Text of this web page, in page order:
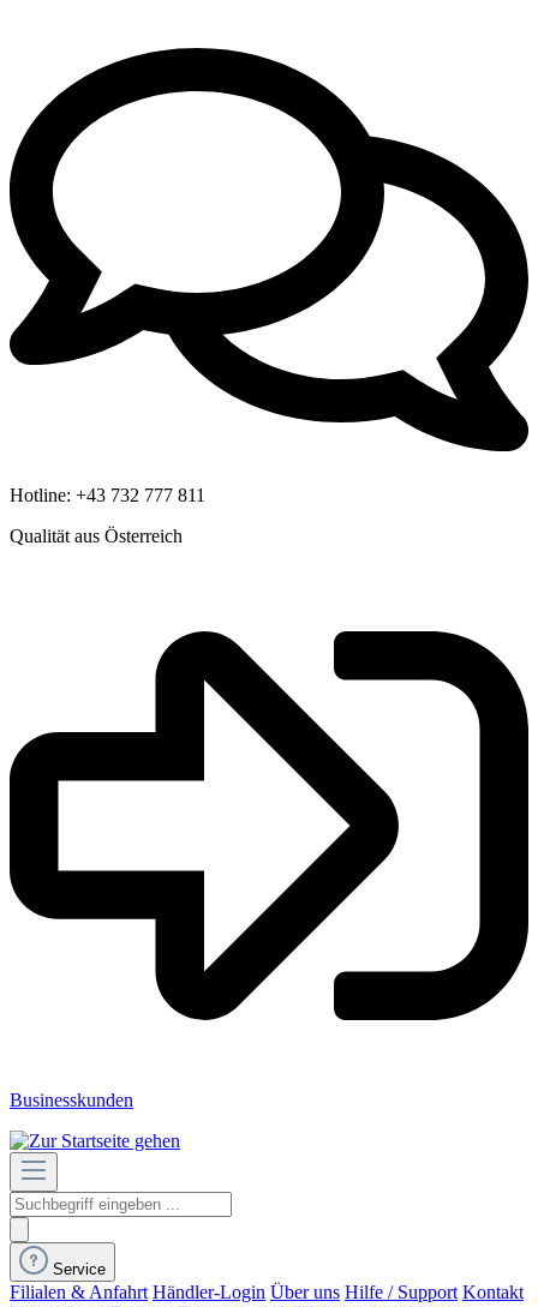
Hotline: +43 732 777 811
Qualität aus Österreich
Businesskunden
Service
Filialen & Anfahrt Händler-Login Über uns Hilfe / Support Kontakt